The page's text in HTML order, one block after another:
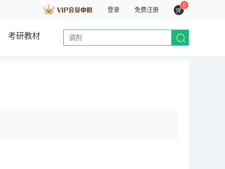
登录 免费注册
0
考研教材